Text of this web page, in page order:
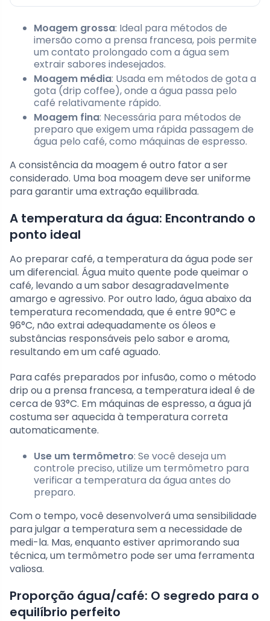
Moagem grossa: Ideal para métodos de
imersão como a prensa francesa, pois permite
um contato prolongado com a água sem
extrair sabores indesejados.
Moagem média: Usada em métodos de gota a
gota (drip coffee), onde a água passa pelo
café relativamente rápido.
Moagem fina: Necessária para métodos de
preparo que exigem uma rápida passagem de
água pelo café, como máquinas de espresso.
A consistência da moagem é outro fator a ser
considerado. Uma boa moagem deve ser uniforme
para garantir uma extração equilibrada.
A temperatura da água: Encontrando o
ponto ideal
Ao preparar café, a temperatura da água pode ser
um diferencial. Água muito quente pode queimar o
café, levando a um sabor desagradavelmente
amargo e agressivo. Por outro lado, água abaixo da
temperatura recomendada, que é entre 90°C e
96°C, não extrai adequadamente os óleos e
substâncias responsáveis pelo sabor e aroma,
resultando em um café aguado.
Para cafés preparados por infusão, como o método
drip ou a prensa francesa, a temperatura ideal é de
cerca de 93°C. Em máquinas de espresso, a água já
costuma ser aquecida à temperatura correta
automaticamente.
Use um termômetro: Se você deseja um
controle preciso, utilize um termômetro para
verificar a temperatura da água antes do
preparo.
Com o tempo, você desenvolverá uma sensibilidade
para julgar a temperatura sem a necessidade de
medi-la. Mas, enquanto estiver aprimorando sua
técnica, um termômetro pode ser uma ferramenta
valiosa.
Proporção água/café: O segredo para o
equilíbrio perfeito